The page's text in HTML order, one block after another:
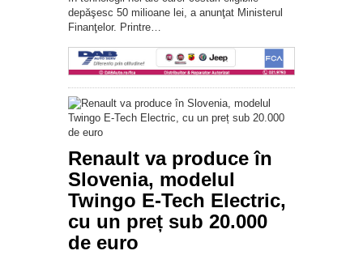
depăşesc 50 milioane lei, a anunţat Ministerul
Finanţelor. Printre…
Renault va produce în
Slovenia, modelul
Twingo E-Tech Electric,
cu un preț sub 20.000
de euro